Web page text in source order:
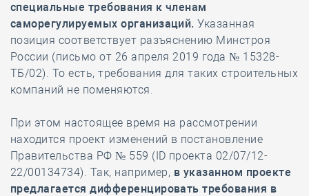
специальные требования к членам
саморегулируемых организаций. Указанная
позиция соответствует разъяснению Минстроя
России (письмо от 26 апреля 2019 года № 15328-
ТБ/02). То есть, требования для таких строительных
компаний не поменяются.
При этом настоящее время на рассмотрении
находится проект изменений в постановление
Правительства РФ № 559 (ID проекта 02/07/12-
22/00134734). Так, например, в указанном проекте
предлагается дифференцировать требования в